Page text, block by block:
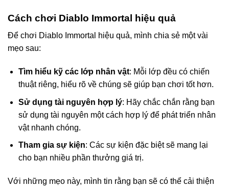
Cách chơi Diablo Immortal hiệu quả
Để chơi Diablo Immortal hiệu quả, mình chia sẻ một vài
mẹo sau:
Tìm hiểu kỹ các lớp nhân vật: Mỗi lớp đều có chiến
thuật riêng, hiểu rõ về chúng sẽ giúp bạn chơi tốt hơn.
Sử dụng tài nguyên hợp lý: Hãy chắc chắn rằng bạn
sử dụng tài nguyên một cách hợp lý để phát triển nhân
vật nhanh chóng.
Tham gia sự kiện: Các sự kiện đặc biệt sẽ mang lại
cho bạn nhiều phần thưởng giá trị.
Với những mẹo này, mình tin rằng bạn sẽ có thể cải thiện